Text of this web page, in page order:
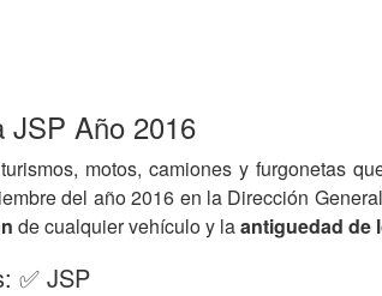
JSP Año 2016
motos, camiones y furgonetas
del año 2016 en la Dirección
de cualquier vehículo y laantiguedad de
✅ JSP